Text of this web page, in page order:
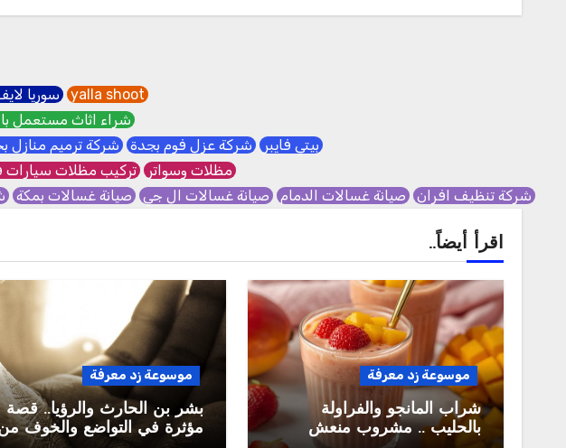
yalla shoot سوريا
شراء اثاث مستعمل
بيتي فايبر شركة عزل فوم بجدة شركة ترميم منازل
مظلات وسواتر تركيب مظلات سيارات
شركة تنظيف افران صيانة غسالات الدمام صيانة غسالات ال جي صيانة غسالات بمكة
اقرأ أيضاً..
موسوعة زد معرفة
شراب المانجو والفراولة
بالحليب .. مشروب منعش
موسوعة زد معرفة
بشر بن الحارث والرؤيا.. قصة
مؤثرة في التواضع والخوف